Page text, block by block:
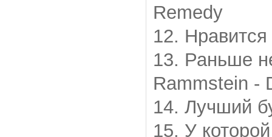
Remedy
12.
13. Раньше
Rammstein -
14. Лучший
15. У